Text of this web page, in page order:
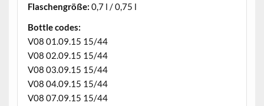
Flaschengröße: 0,7 l / 0,75 l
Bottle codes:
V08 01.09.15 15/44
V08 02.09.15 15/44
V08 03.09.15 15/44
V08 04.09.15 15/44
V08 07.09.15 15/44